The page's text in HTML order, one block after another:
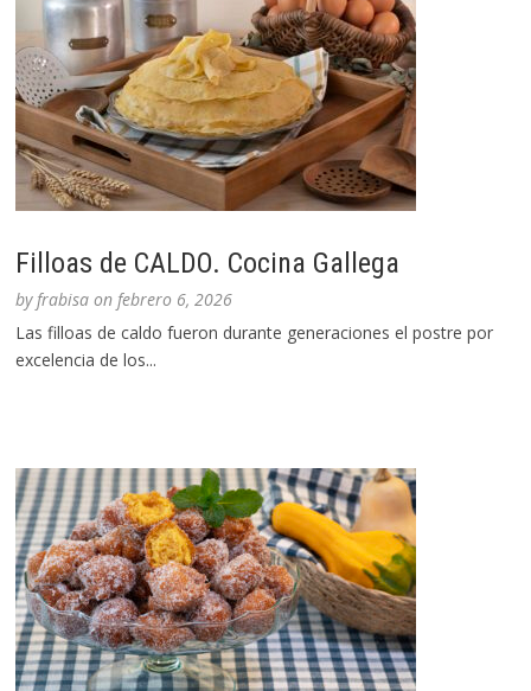
Filloas de CALDO. Cocina Gallega
byfrabisa onfebrero 6, 2026
Las filloas de caldo fueron durante generaciones el postre por
excelencia de los...